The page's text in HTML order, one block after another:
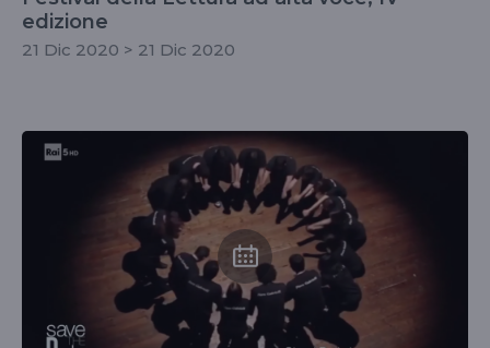
edizione
21 Dic 2020 > 21 Dic 2020